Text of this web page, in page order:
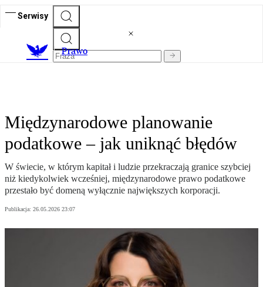
Serwisy
Prawo
Międzynarodowe planowanie
podatkowe – jak uniknąć błędów
W świecie, w którym kapitał i ludzie przekraczają granice szybciej
niż kiedykolwiek wcześniej, międzynarodowe prawo podatkowe
przestało być domeną wyłącznie największych korporacji.
Publikacja: 26.05.2026 23:07